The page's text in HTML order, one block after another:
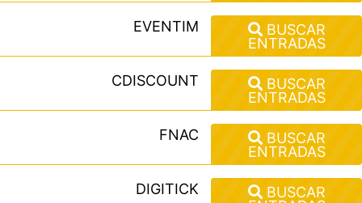
EVENTIM
BUSCAR
ENTRADAS
CDISCOUNT
BUSCAR
ENTRADAS
FNAC
BUSCAR
ENTRADAS
DIGITICK
BUSCAR